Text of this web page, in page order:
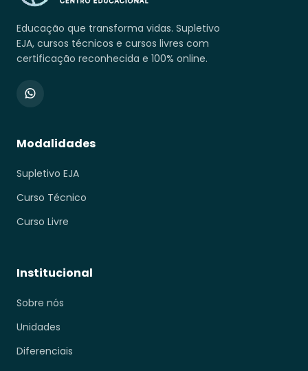
Educação que transforma vidas. Supletivo
EJA, cursos técnicos e cursos livres com
certificação reconhecida e 100% online.
Modalidades
Supletivo EJA
Curso Técnico
Curso Livre
Institucional
Sobre nós
Unidades
Diferenciais